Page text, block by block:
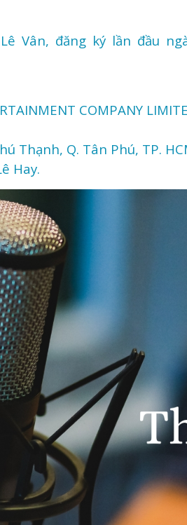
Vân, đăng ký lần đầu
COMPANY
Thạnh, Q. Tân Phú, TP.
Hay.